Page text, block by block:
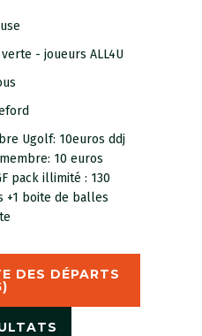
- joueurs ALL4U
Ugolf: 10euros ddj
10 euros
pack illimité : 130
+1 boite de balles
DES DÉPARTS